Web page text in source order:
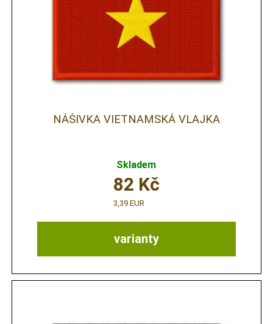
NÁŠIVKA VIETNAMSKÁ VLAJKA
Skladem
varianty
82 Kč
3,39 EUR